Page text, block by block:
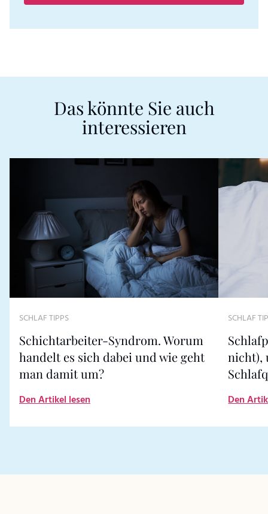
Das könnte Sie auch
interessieren
SCHLAF TIPPS
Schichtarbeiter-Syndrom. Worum
handelt es sich dabei und wie geht
man damit um?
Den Artikel lesen
SCHLAF
nicht),
Den